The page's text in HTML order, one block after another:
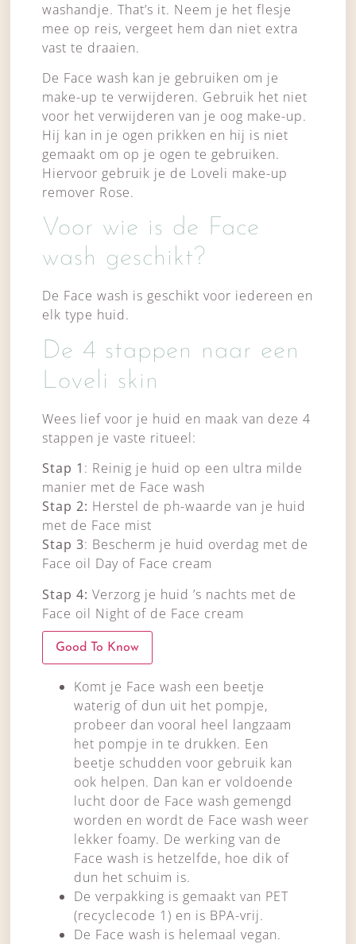
washandje. That’s it. Neem je het flesje
mee op reis, vergeet hem dan niet extra
vast te draaien.
De Face wash kan je gebruiken om je
make-up te verwijderen. Gebruik het niet
voor het verwijderen van je oog make-up.
Hij kan in je ogen prikken en hij is niet
gemaakt om op je ogen te gebruiken.
Hiervoor gebruik je de Loveli make-up
remover Rose.
Voor wie is de Face
wash geschikt?
De Face wash is geschikt voor iedereen en
elk type huid.
De 4 stappen naar een
Loveli skin
Wees lief voor je huid en maak van deze 4
stappen je vaste ritueel:
Stap 1 : Reinig je huid op een ultra milde
manier met de Face wash
Stap 2: Herstel de ph-waarde van je huid
met de Face mist
Stap 3: Bescherm je huid overdag met de
Face oil Day of Face cream
Stap 4: Verzorg je huid ’s nachts met de
Face oil Night of de Face cream
Good To Know
Komt je Face wash een beetje
waterig of dun uit het pompje,
probeer dan vooral heel langzaam
het pompje in te drukken. Een
beetje schudden voor gebruik kan
ook helpen. Dan kan er voldoende
lucht door de Face wash gemengd
worden en wordt de Face wash weer
lekker foamy. De werking van de
Face wash is hetzelfde, hoe dik of
dun het schuim is.
De verpakking is gemaakt van PET
(recyclecode 1) en is BPA-vrij.
De Face wash is helemaal vegan.